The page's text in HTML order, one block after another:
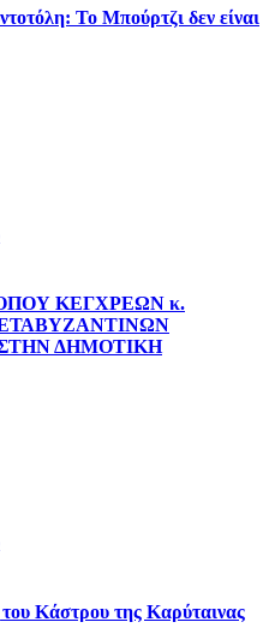
Το Μπούρτζι δεν είναι
ΚΕΓΧΡΕΩΝ κ.
ΔΗΜΟΤΙΚΗ
Κάστρου της Καρύταινας